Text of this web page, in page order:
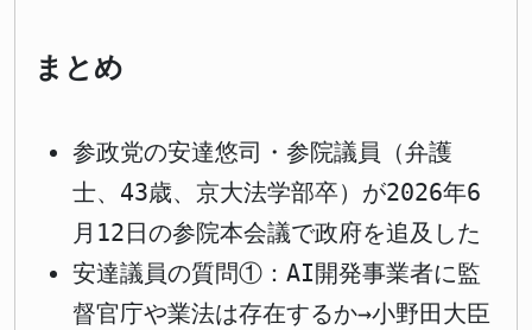
まとめ
参政党の安達悠司・参院議員（弁護
士、43歳、京大法学部卒）が2026年6
月12日の参院本会議で政府を追及した
安達議員の質問①：AI開発事業者に監
督官庁や業法は存在するか→小野田大臣